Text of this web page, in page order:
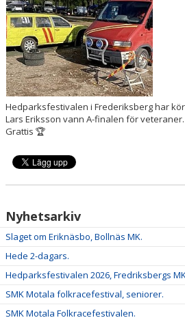
DOKUMENT
Hedparksfestivalen i Frederiksberg har
Lars Eriksson vann A-finalen för veteraner.
Grattis 🏆
Nyhetsarkiv
Slaget om Eriknäsbo, Bollnäs MK.
Hede 2-dagars.
Hedparksfestivalen 2026, Fredriksbergs
SMK Motala folkracefestival, seniorer.
SMK Motala Folkracefestivalen.